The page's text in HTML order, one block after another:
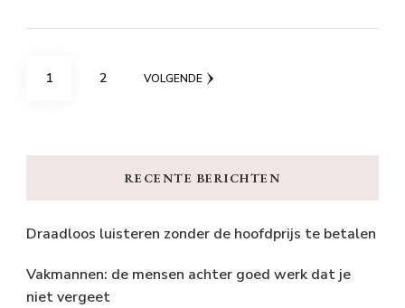
Berichten
PAGINA
1 PAGINA
2 VOLGENDE
RECENTE BERICHTEN
Draadloos luisteren zonder de hoofdprijs te betalen
Vakmannen: de mensen achter goed werk dat je
niet vergeet